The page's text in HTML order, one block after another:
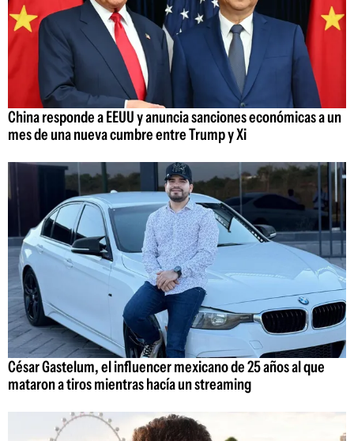
China responde a EEUU y anuncia sanciones económicas a un
mes de una nueva cumbre entre Trump y Xi
César Gastelum, el influencer mexicano de 25 años al que
mataron a tiros mientras hacía un streaming